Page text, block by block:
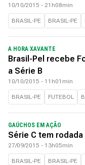
10/10/2015 - 21h08min
BRASIL-PE BRASIL-PE
A HORA XAVANTE
Brasil-Pel recebe
a Série B
10/10/2015 - 11h01min
BRASIL-PE FUTEBOL
GAÚCHOS EM AÇÃO
Série C tem
27/09/2015 - 13h05min
BRASIL-PE BRASIL-PE